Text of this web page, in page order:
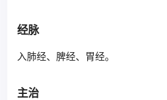
经脉
入肺经、脾经、胃经。
主治